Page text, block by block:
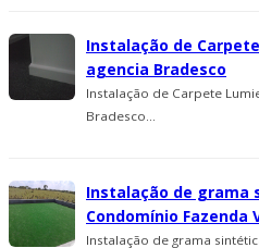
Instalação de
agencia Bradesco
Instalação de Carpete
Bradesco...
Instalação de grama
Condomínio Fazenda
Instalação de grama